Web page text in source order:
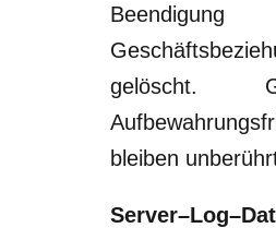
gelöscht.
bleiben unber
Server–Log–